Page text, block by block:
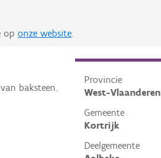
oponze website.
Provincie
West-Vlaanderen
Gemeente
Kortrijk
Deelgemeente
baksteen.